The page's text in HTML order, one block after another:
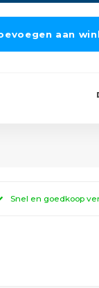
aan
Snel en goedkoop